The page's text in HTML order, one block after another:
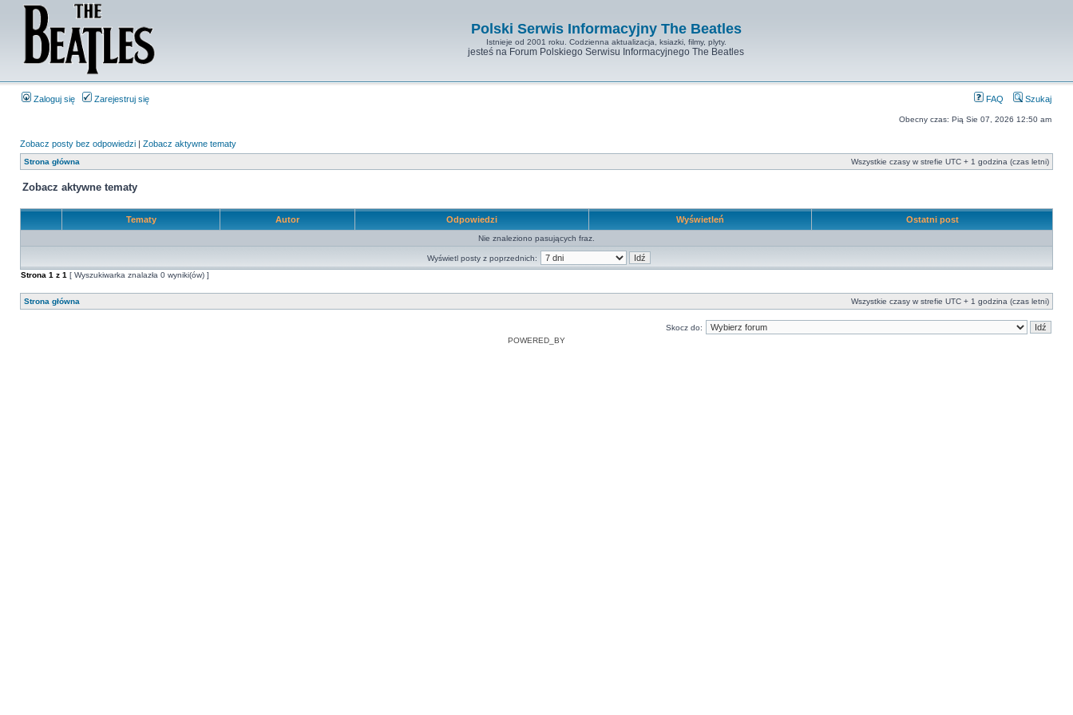
Polski Serwis Informacyjny The Beatles
Istnieje od 2001 roku. Codzienna aktualizacja, ksiazki, filmy, plyty.
jesteś na Forum Polskiego Serwisu Informacyjnego The Beatles
Zaloguj się Zarejestruj się FAQ Szukaj
Obecny czas: Pią Sie 07, 2026 12:50 am
Zobacz posty bez odpowiedzi | Zobacz aktywne tematy
Strona główna Wszystkie czasy w strefie UTC + 1 godzina (czas letni)
Zobacz aktywne tematy
Tematy Autor Odpowiedzi Wyświetleń Ostatni post
Nie znaleziono pasujących fraz.
Wyświetl posty z poprzednich:
Strona 1 z 1 [ Wyszukiwarka znalazła 0 wyniki(ów) ]
Strona główna Wszystkie czasy w strefie UTC + 1 godzina (czas letni)
Skocz do:
POWERED_BY